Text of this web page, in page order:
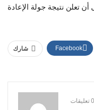
ذاته، على أن تعلن نتيجة جولة الإعادة
شارك Facebook
0 تعليقات